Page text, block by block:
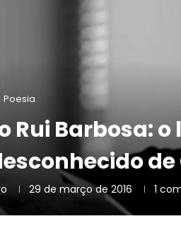
Poesia
Rui Barbosa:
29 de março de 2016 1